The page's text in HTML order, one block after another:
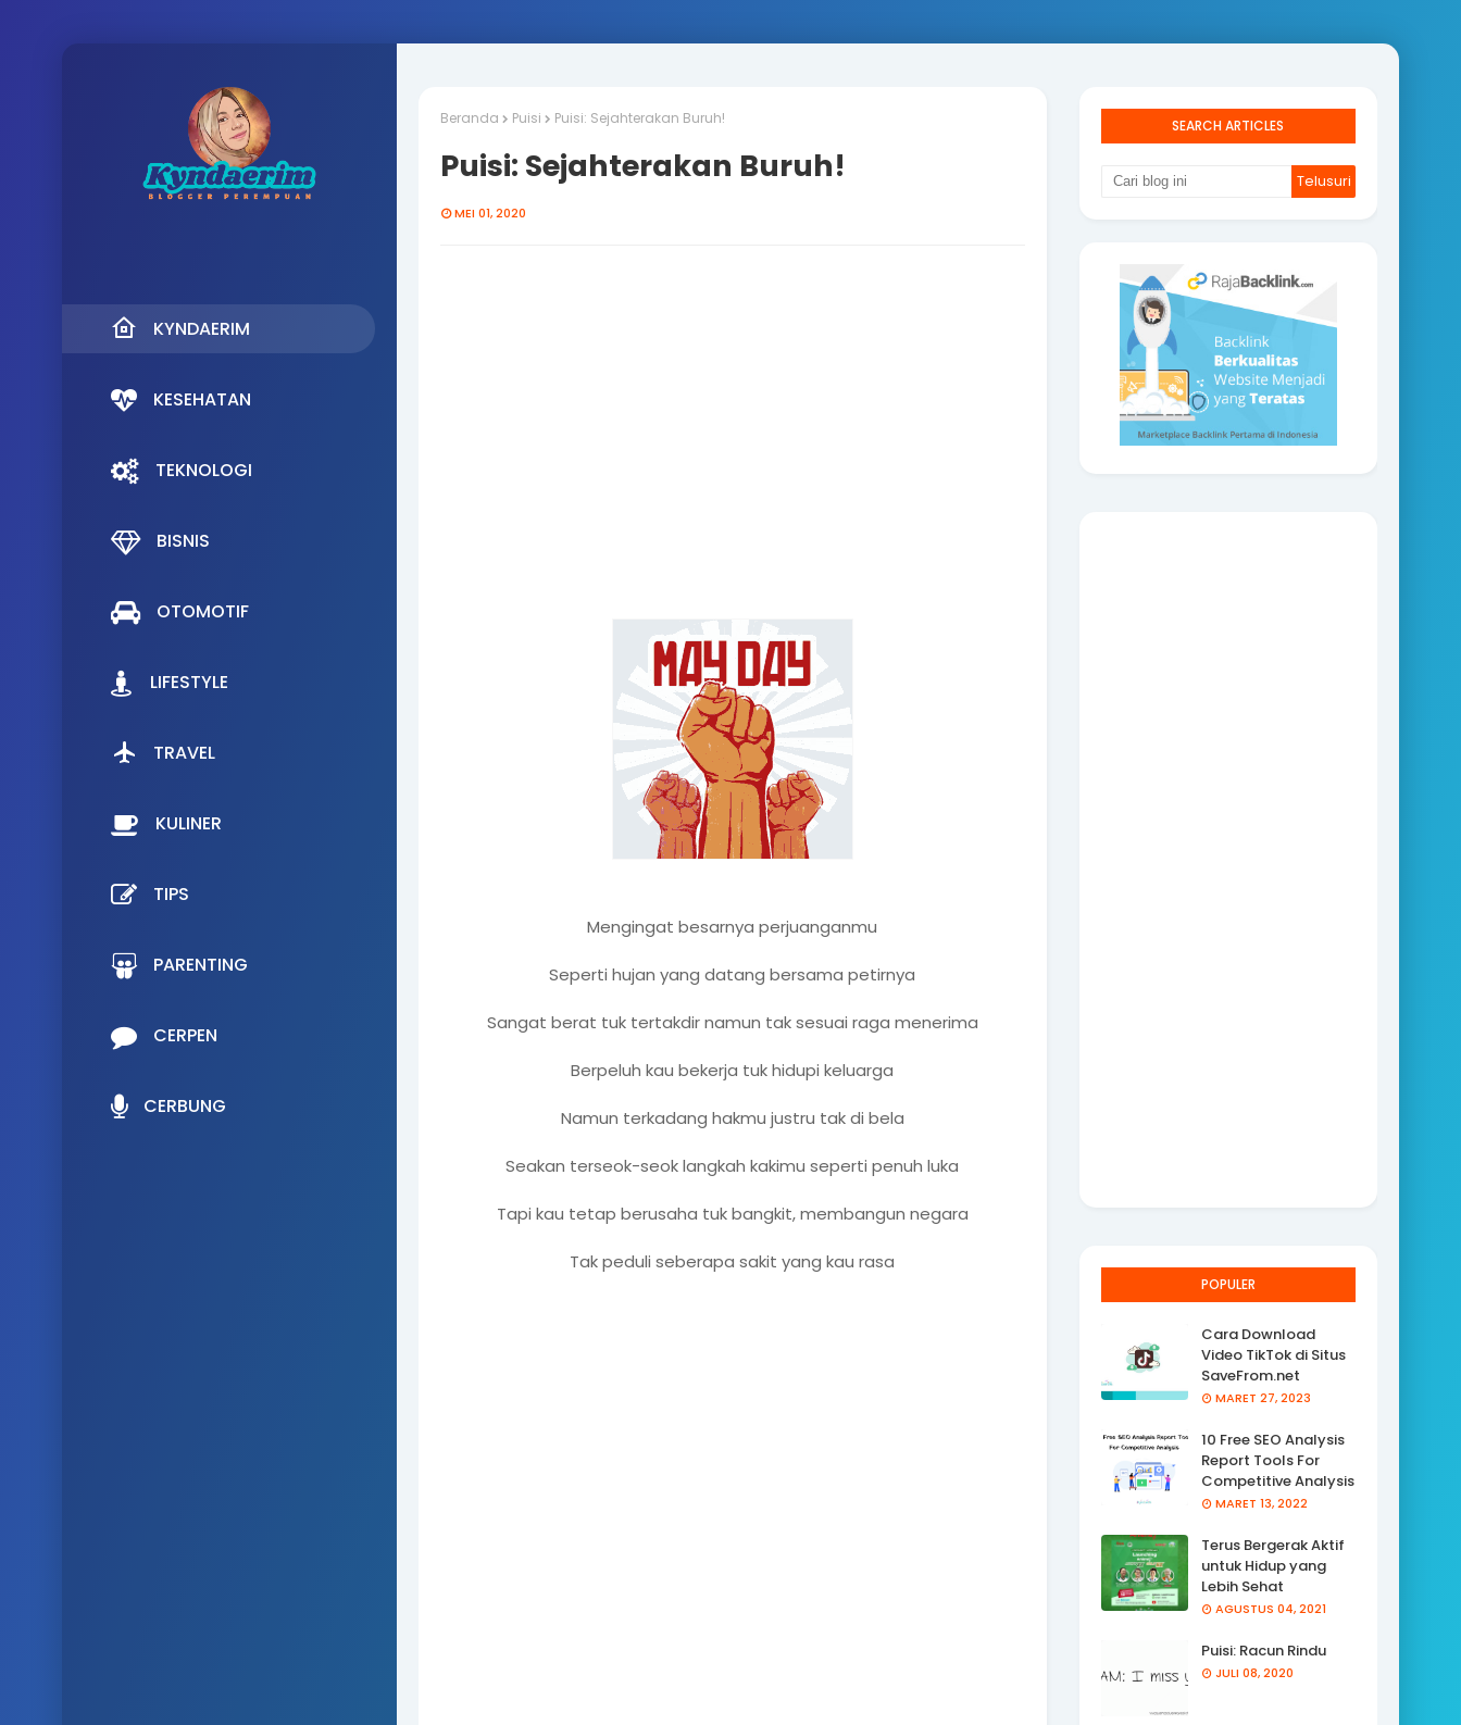
KYNDAERIM
KESEHATAN
TEKNOLOGI
BISNIS
OTOMOTIF
LIFESTYLE
TRAVEL
KULINER
TIPS
PARENTING
CERPEN
CERBUNG
Beranda Puisi Puisi: Sejahterakan Buruh!
Puisi: Sejahterakan Buruh!
MEI 01, 2020
Mengingat besarnya perjuanganmu
Seperti hujan yang datang bersama petirnya
Sangat berat tuk tertakdir namun tak sesuai raga menerima
Berpeluh kau bekerja tuk hidupi keluarga
Namun terkadang hakmu justru tak di bela
Seakan terseok-seok langkah kakimu seperti penuh luka
Tapi kau tetap berusaha tuk bangkit, membangun negara
Tak peduli seberapa sakit yang kau rasa
SEARCH ARTICLES
POPULER
Cara Download
Video TikTok di Situs
SaveFrom.net
MARET 27, 2023
10 Free SEO Analysis
Report Tools For
Competitive Analysis
MARET 13, 2022
Terus Bergerak Aktif
untuk Hidup yang
Lebih Sehat
AGUSTUS 04, 2021
Puisi: Racun Rindu
JULI 08, 2020